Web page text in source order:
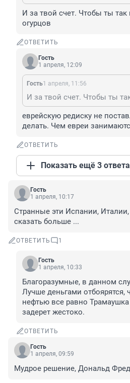
И за твой счет. Чтобы ты
огурцов
ОТВЕТИТЬ
Гость
1 апреля, 12:09
Гость1 апреля, 11:56
еврейскую редиску не
делать. Чем евреи
ОТВЕТИТЬ
Показать ещё 3 ответа
Гость
1 апреля, 10:17
Странные эти Испании,
сказать больше ...
ОТВЕТИТЬ 1
Гость
1 апреля, 10:33
Благоразумные, в данном
Лучше деньгами отбоярятся,
нефтью все равно
задерет жестоко.
ОТВЕТИТЬ
Гость
1 апреля, 09:59
Мудрое решение, Дональд